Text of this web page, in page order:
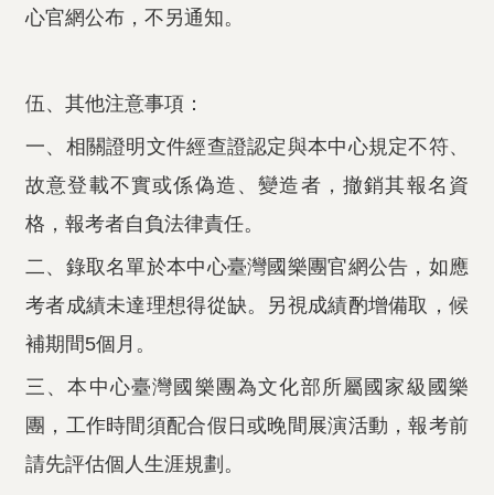
心官網公布，不另通知。
伍、其他注意事項：
一、相關證明文件經查證認定與本中心規定不符、
故意登載不實或係偽造、變造者，撤銷其報名資
格，報考者自負法律責任。
二、錄取名單於本中心臺灣國樂團官網公告，如應
考者成績未達理想得從缺。另視成績酌增備取，候
補期間5個月。
三、本中心臺灣國樂團為文化部所屬國家級國樂
團，工作時間須配合假日或晚間展演活動，報考前
請先評估個人生涯規劃。